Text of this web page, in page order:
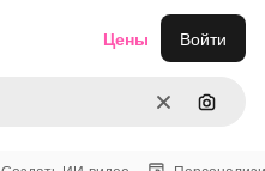
ОчиститьПоиск
Цены Войти